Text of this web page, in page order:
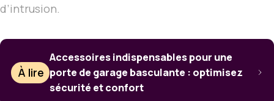
d’intrusion.
À lire
Accessoires indispensables pour une
porte de garage basculante : optimisez
sécurité et confort